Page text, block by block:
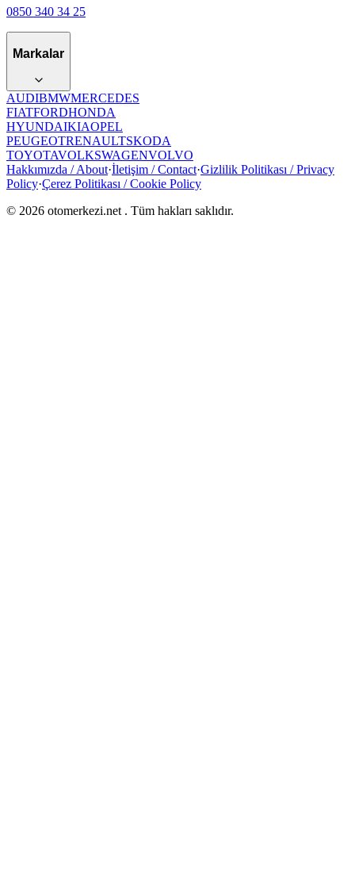
0850 340 34 25
Markalar
AUDIBMWMERCEDES
FIATFORDHONDA
HYUNDAIKIAOPEL
PEUGEOTRENAULTSKODA
TOYOTAVOLKSWAGENVOLVO
Hakkımızda / About·İletişim / Contact·Gizlilik Politikası / Privacy
Policy·Çerez Politikası / Cookie Policy
© 2026 otomerkezi.net . Tüm hakları saklıdır.